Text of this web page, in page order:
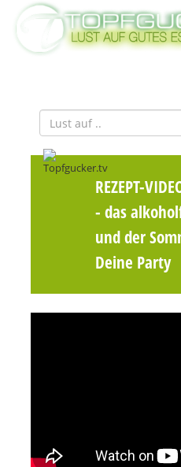
REZEPT-
- das
und der
Deine Party